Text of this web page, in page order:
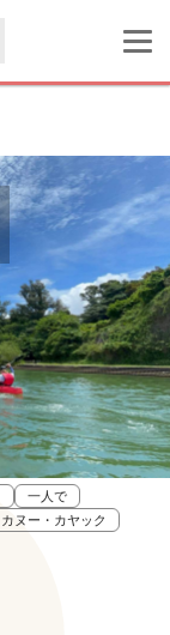
一人で
カヌー・カヤック